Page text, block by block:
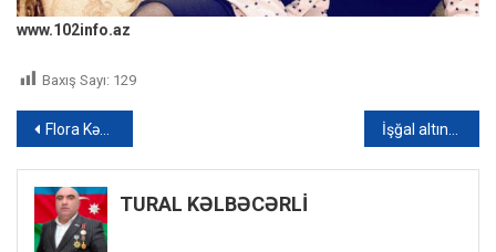
www.102info.az
Baxış Sayı: 129
Yazı
naviqasiyası
Flora Kərimova xüsusi ittiham qaydasında məhkəməyə verilib
TURAL KƏLBƏCƏRLİ